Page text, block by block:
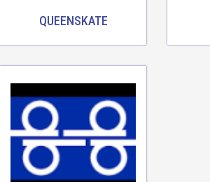
QUEENSKATE